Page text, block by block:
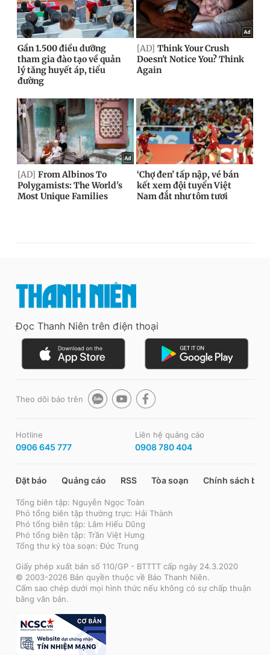
Đọc Thanh Niên trên điện thoại
Theo dõi báo trên
Hotline
0906 645 777
Liên hệ quảng cáo
0908 780 404
Đặt báo Quảng cáo RSS Tòa soạn Chính sách bảo
Tổng biên tập: Nguyễn Ngọc Toàn
Phó tổng biên tập thường trực: Hải Thành
Phó tổng biên tập: Lâm Hiếu Dũng
Phó tổng biên tập: Trần Việt Hưng
Tổng thư ký tòa soạn: Đức Trung
Giấy phép xuất bản số 110/GP - BTTTT cấp ngày 24.3.2020
© 2003-2026 Bản quyền thuộc về Báo Thanh Niên.
Cấm sao chép dưới mọi hình thức nếu không có sự chấp thuận
bằng văn bản.